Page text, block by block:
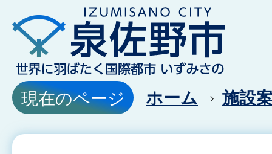
現在のページ ホーム 施設